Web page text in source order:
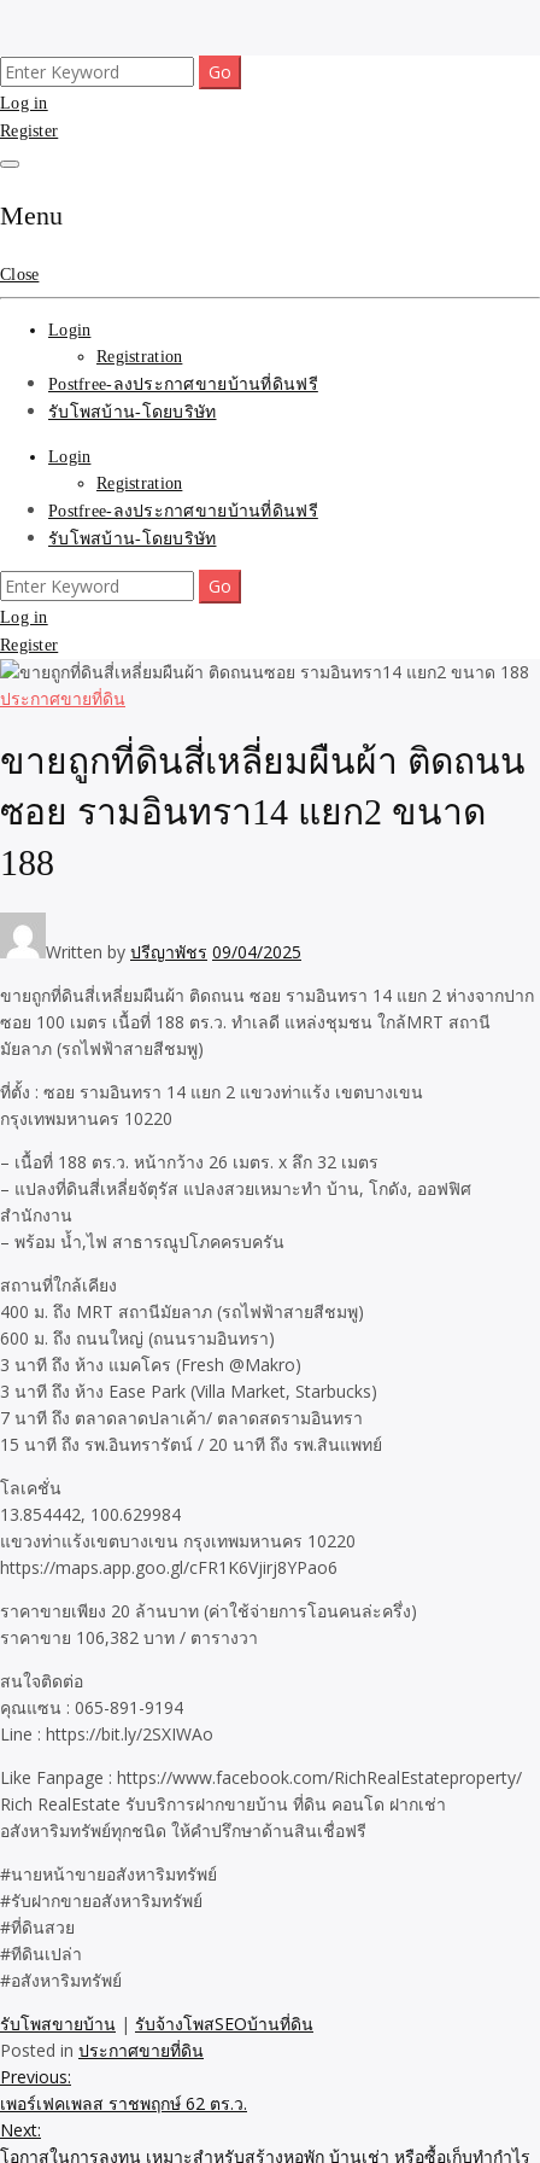
Skip
to
content
รับจ้างโพสขายบ้าน ติดAI
Search รับทำSEOรายเดือน
ติดหน้า1google ราคาถูก
มาก SEOขายของ บ้าน
ที่ดินฟรีประกาศ ที่เดียวใน
เมืองไทย
รับโพสต์เว็บขายบ้าน อสังหา ทำSEOรายเดือนราคาถูก เน้นติดAI โพสต์
ประกาศบ้านที่ดินฟรี SEOขายบ้าน รับจ้างโพสต์บ้านที่ดินติดหน้า1goolge
ราคาถูกที่สุด ฟรีลงประกาศอสังหา รับทำSEOขายสินค้า
Search
for:
Log in
Register
Menu
Close
Login
Registration
Postfree-ลงประกาศขายบ้านที่ดินฟรี
รับโพสบ้าน-โดยบริษัท
Login
Registration
Postfree-ลงประกาศขายบ้านที่ดินฟรี
รับโพสบ้าน-โดยบริษัท
Search
for:
Log in
Register
ประกาศขายที่ดิน
ขายถูกที่ดินสี่เหลี่ยมผืนผ้า ติดถนน
ซอย รามอินทรา14 แยก2 ขนาด
188
Written by ปรีญาพัชร 09/04/2025
ขายถูกที่ดินสี่เหลี่ยมผืนผ้า ติดถนน ซอย รามอินทรา 14 แยก 2 ห่างจากปาก
ซอย 100 เมตร เนื้อที่ 188 ตร.ว. ทำเลดี แหล่งชุมชน ใกล้MRT สถานี
มัยลาภ (รถไฟฟ้าสายสีชมพู)
ที่ตั้ง : ซอย รามอินทรา 14 แยก 2 แขวงท่าแร้ง เขตบางเขน
กรุงเทพมหานคร 10220
– เนื้อที่ 188 ตร.ว. หน้ากว้าง 26 เมตร. x ลึก 32 เมตร
– แปลงที่ดินสี่เหลี่ยจัตุรัส แปลงสวยเหมาะทำ บ้าน, โกดัง, ออฟฟิศ
สำนักงาน
– พร้อม น้ำ,ไฟ สาธารณูปโภคครบครัน
สถานที่ใกล้เคียง
400 ม. ถึง MRT สถานีมัยลาภ (รถไฟฟ้าสายสีชมพู)
600 ม. ถึง ถนนใหญ่ (ถนนรามอินทรา)
3 นาที ถึง ห้าง แมคโคร (Fresh @Makro)
3 นาที ถึง ห้าง Ease Park (Villa Market, Starbucks)
7 นาที ถึง ตลาดลาดปลาเค้า/ ตลาดสดรามอินทรา
15 นาที ถึง รพ.อินทรารัตน์ / 20 นาที ถึง รพ.สินแพทย์
โลเคชั่น
13.854442, 100.629984
แขวงท่าแร้งเขตบางเขน กรุงเทพมหานคร 10220
https://maps.app.goo.gl/cFR1K6Vjirj8YPao6
ราคาขายเพียง 20 ล้านบาท (ค่าใช้จ่ายการโอนคนล่ะครึ่ง)
ราคาขาย 106,382 บาท / ตารางวา
สนใจติดต่อ
คุณแซน : 065-891-9194
Line : https://bit.ly/2SXIWAo
Like Fanpage : https://www.facebook.com/RichRealEstateproperty/
Rich RealEstate รับบริการฝากขายบ้าน ที่ดิน คอนโด ฝากเช่า
อสังหาริมทรัพย์ทุกชนิด ให้คำปรึกษาด้านสินเชื่อฟรี
#นายหน้าขายอสังหาริมทรัพย์
#รับฝากขายอสังหาริมทรัพย์
#ที่ดินสวย
#ทีดินเปล่า
#อสังหาริมทรัพย์
รับโพสขายบ้าน | รับจ้างโพสSEOบ้านที่ดิน
Posted in ประกาศขายที่ดิน
Post
navigation
Previous:
เพอร์เฟคเพลส ราชพฤกษ์ 62 ตร.ว.
Next:
โอกาสในการลงทุน เหมาะสำหรับสร้างหอพัก บ้านเช่า หรือซื้อเก็บทำกำไร